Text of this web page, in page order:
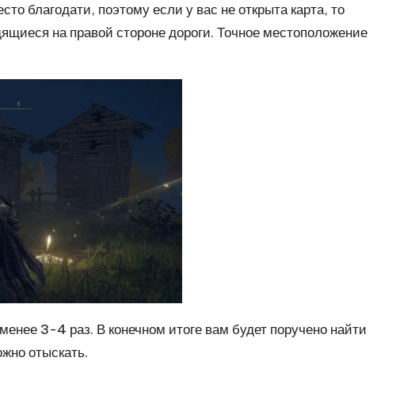
благодати, поэтому если у вас не открыта карта, то
на правой стороне дороги. Точное местоположение
3-4 раз. В конечном итоге вам будет поручено найти
отыскать.